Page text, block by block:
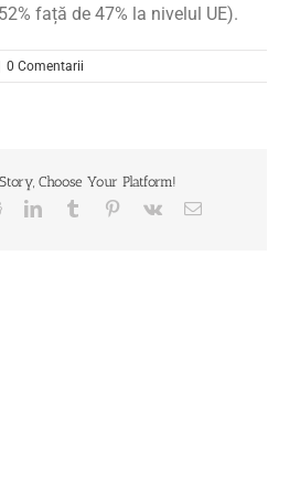
față de 47% la nivelul UE).
0 Comentarii
Choose Your Platform!
RedditLinkedInTumblr Pinterest
Vk Email